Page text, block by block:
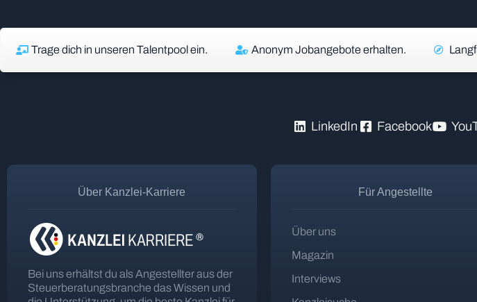
Trage dich in unseren Talentpool ein. Anonym Jobangebote erhalten.
LinkedIn Facebook
Über Kanzlei-Karriere
Bei uns erhältst du als Angestellter aus der
Steuerberatungsbranche das Wissen und
Für Angestellte
Über uns
Magazin
Interviews